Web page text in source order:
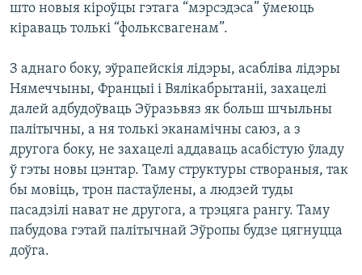
што новыя кіроўцы гэтага “мэрсэдэса” ўмеюць
кіраваць толькі “фольксвагенам”.
З аднаго боку, эўрапейскія лідэры, асабліва лідэры
Нямеччыны, Францыі і Вялікабрытаніі, захацелі
далей адбудоўваць Эўразьвяз як больш шчыльны
палітычны, а ня толькі эканамічны саюз, а з
другога боку, не захацелі аддаваць асабістую ўладу
ў гэты новы цэнтар. Таму структуры створаныя, так
бы мовіць, трон пастаўлены, а людзей туды
пасадзілі нават не другога, а трэцяга рангу. Таму
пабудова гэтай палітычнай Эўропы будзе цягнуцца
доўга.